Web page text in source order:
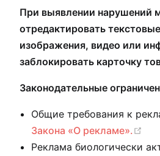
При выявлении нарушений
отредактировать
изображения, видео или
заблокировать карточку
Законодательные
Общие требования к
Закона «О рекламе».
Реклама биологически